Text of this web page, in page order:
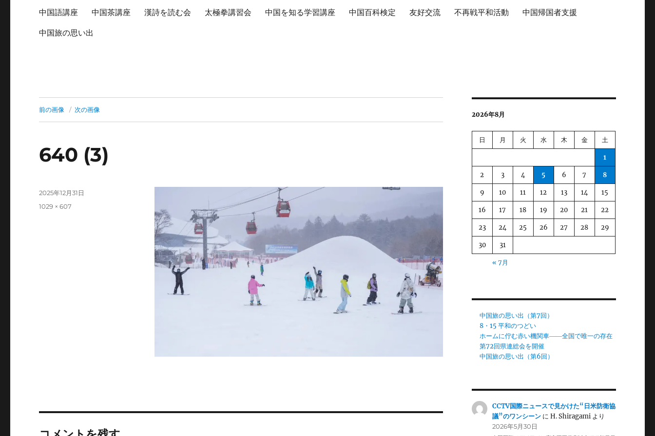
中国語講座 中国茶講座 漢詩を読む会 太極拳講習会 中国を知る学習講座 中国百科検定 友好交流 不再戦平和活動 中国帰国者支援
中国旅の思い出
前の画像 次の画像
640 (3)
投
2025年12月31日
フ
1029 × 607
2026年8月
日 月 火 水 木 金 土
1
2 3 4 5 6 7 8
9 10 11 12 13 14 15
16 17 18 19 20 21 22
23 24 25 26 27 28 29
30 31
« 7月
中国旅の思い出（第7回）
8・15 平和のつどい
ホームに佇む赤い機関車――全国で唯一の存在
第72回県連総会を開催
中国旅の思い出（第6回）
CCTV国際ニュースで見かけた“日米防衛協
議”のワンシーン にH. Shiragami より
2026年5月30日